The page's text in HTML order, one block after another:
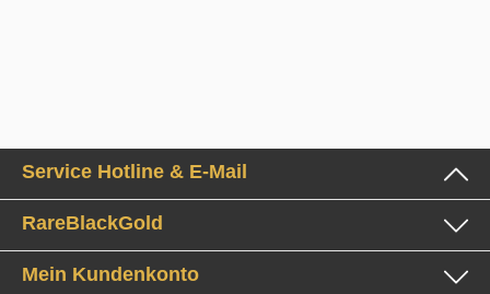
Service Hotline & E-Mail
RareBlackGold
Mein Kundenkonto